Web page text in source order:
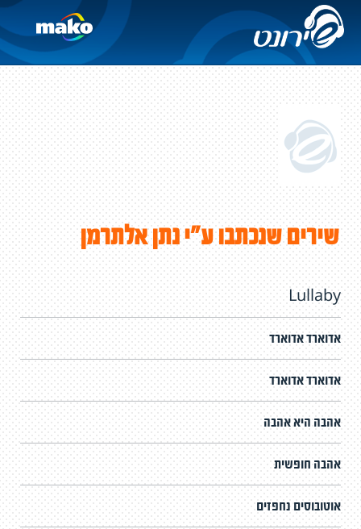
שירים שנכתבו ע"י נתן אלתרמן
Lullaby
אדוארד אדוארד
אדוארד אדוארד
אהבה היא אהבה
אהבה חופשית
אוטובוסים נחפזים